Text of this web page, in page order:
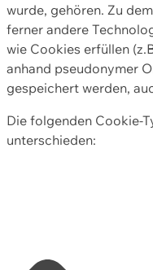
wurde, gehören. Zu
ferner andere
wie Cookies erfüllen
anhand pseudonymer
gespeichert werden,
Die folgenden Cookie-
unterschieden: